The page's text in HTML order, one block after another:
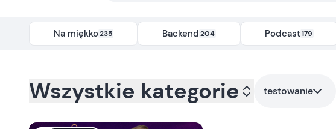
Na miękko235 Backend204 Podcast179
Kategoria: - Tag: testowanie
Wszystkie kategorie testowanie